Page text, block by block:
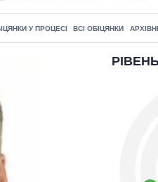
У ПРОЦЕСІ ВСІ ОБІЦЯНКИ